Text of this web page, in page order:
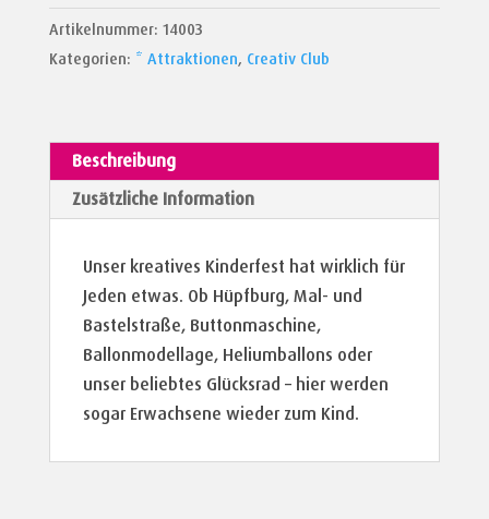
Artikelnummer: 14003
Kategorien: * Attraktionen, Creativ Club
Beschreibung
Zusätzliche Information
Unser kreatives Kinderfest hat wirklich für
Jeden etwas. Ob Hüpfburg, Mal- und
Bastelstraße, Buttonmaschine,
Ballonmodellage, Heliumballons oder
unser beliebtes Glücksrad – hier werden
sogar Erwachsene wieder zum Kind.